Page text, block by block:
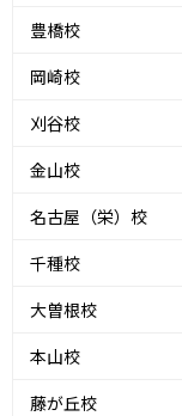
豊橋校
岡崎校
刈谷校
金山校
名古屋（栄）校
千種校
大曽根校
本山校
藤が丘校